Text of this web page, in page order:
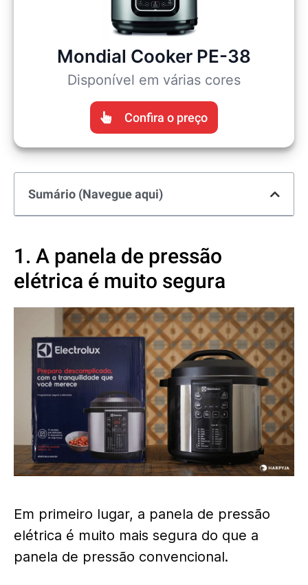
Mondial Cooker PE-38
Disponível em várias cores
Confira o preço
Sumário (Navegue aqui)
1. A panela de pressão
elétrica é muito segura
Em primeiro lugar, a panela de pressão
elétrica é muito mais segura do que a
panela de pressão convencional.